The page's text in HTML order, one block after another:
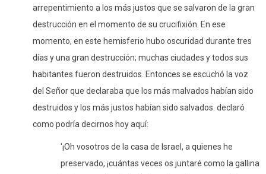
arrepentimiento a los más justos que se salvaron de la gran
destrucción en el momento de su crucifixión. En ese
momento, en este hemisferio hubo oscuridad durante tres
días y una gran destrucción; muchas ciudades y todos sus
habitantes fueron destruidos. Entonces se escuchó la voz
del Señor que declaraba que los más malvados habían sido
destruidos y los más justos habían sido salvados. declaró
como podría decirnos hoy aquí:
'¡Oh vosotros de la casa de Israel, a quienes he
preservado, ¡cuántas veces os juntaré como la gallina